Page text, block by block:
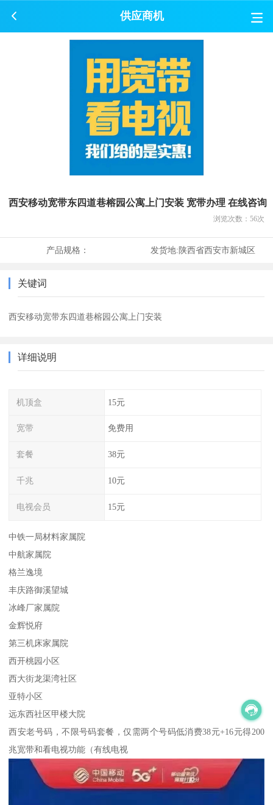
供应商机
西安移动宽带东四道巷榕园公寓上门安装 宽带办理 在线咨询
浏览次数： 56次
产品规格： 发货地:陕西省西安市新城区
关键词
西安移动宽带东四道巷榕园公寓上门安装
详细说明
机顶盒 15元
宽带 免费用
套餐 38元
千兆 10元
电视会员 15元
中铁一局材料家属院
中航家属院
格兰逸境
丰庆路御溪望城
冰峰厂家属院
金辉悦府
第三机床家属院
西开桃园小区
西大街龙渠湾社区
亚特小区
远东西社区甲楼大院
西安老号码，不限号码套餐，仅需两个号码低消费38元+16元得200
兆宽带和看电视功能（有线电视